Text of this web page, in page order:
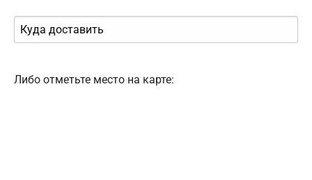
Либо отметьте место на карте: